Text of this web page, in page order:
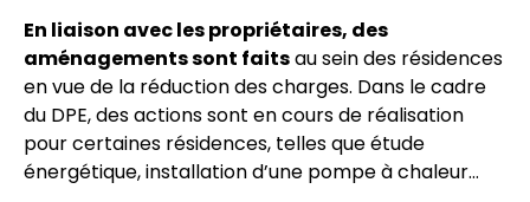
En liaison avec les propriétaires, des
aménagements sont faitsau sein des résidences
en vue de la réduction des charges. Dans le cadre
du DPE, des actions sont en cours de réalisation
pour certaines résidences, telles que étude
énergétique, installation d’une pompe à chaleur…